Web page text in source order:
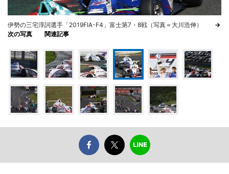
伊勢の三宅淳詞選手「2019FIA-F4」富士第7・8戦（写真＝大川浩伸） →
次の写真
関連記事